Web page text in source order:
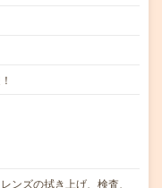
ンズの拭き上げ、検査、